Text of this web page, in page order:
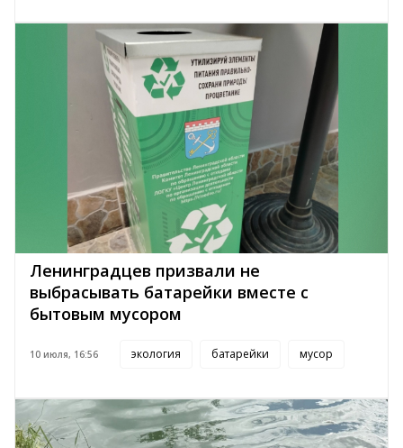
Ленинградцев призвали не
выбрасывать батарейки вместе с
бытовым мусором
10 июля, 16:56 экология батарейки мусор